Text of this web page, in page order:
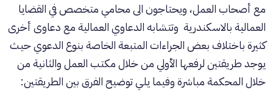
مع أصحاب العمل، ويحتاجون الى محامي متخصص في القضايا
العمالية بالاسكندرية وتتشابه الدعاوي العمالية مع دعاوى أخرى
كثيرة باختلاف بعض الجراءات المتبعة الخاصة بنوع الدعوي حيث
يوجد طريقتين لرفعها الأولي من خلال مكتب العمل والثانية من
خلال المحكمة مباشرة وفيما يلي توضيح الفرق بين الطريقتين: